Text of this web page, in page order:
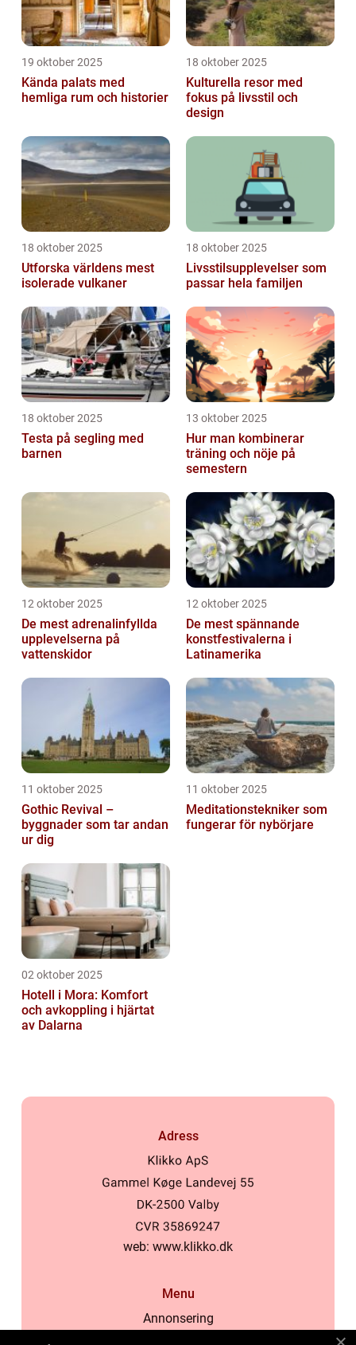
19 oktober 2025
Kända palats med
hemliga rum och historier
18 oktober 2025
Kulturella resor med
fokus på livsstil och
design
18 oktober 2025
Utforska världens mest
isolerade vulkaner
18 oktober 2025
Livsstilsupplevelser som
passar hela familjen
18 oktober 2025
Testa på segling med
barnen
13 oktober 2025
Hur man kombinerar
träning och nöje på
semestern
12 oktober 2025
De mest adrenalinfyllda
upplevelserna på
vattenskidor
12 oktober 2025
De mest spännande
konstfestivalerna i
Latinamerika
11 oktober 2025
Gothic Revival –
byggnader som tar andan
ur dig
11 oktober 2025
Meditationstekniker som
fungerar för nybörjare
02 oktober 2025
Hotell i Mora: Komfort
och avkoppling i hjärtat
av Dalarna
Adress
web: www.klikko.dk
Menu
Annonsering